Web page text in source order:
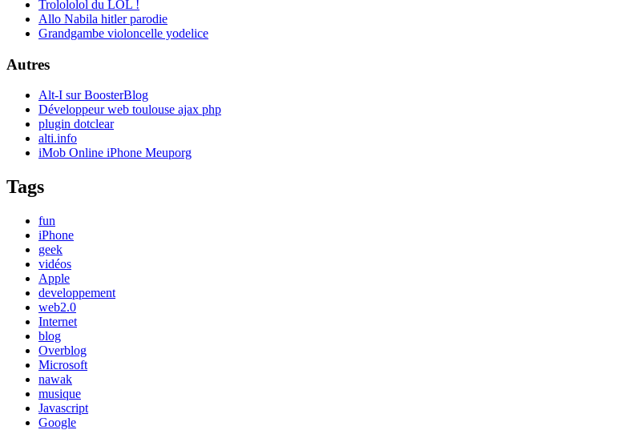
Trolololol du LOL !
Allo Nabila hitler parodie
Grandgambe violoncelle yodelice
Autres
Alt-I sur BoosterBlog
Développeur web toulouse ajax php
plugin dotclear
alti.info
iMob Online iPhone Meuporg
Tags
fun
iPhone
geek
vidéos
Apple
developpement
web2.0
Internet
blog
Overblog
Microsoft
nawak
musique
Javascript
Google